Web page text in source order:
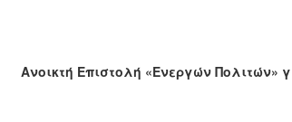
Ανοικτή Επιστολή «Ενεργών Πολιτών»